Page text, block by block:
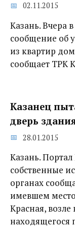
02.11.2015
Казань. Вчера
сообщение об
из квартир
сообщает ТРК
Казанец
дверь
28.01.2015
Казань.
собственные
органах
имевшем
Красная,